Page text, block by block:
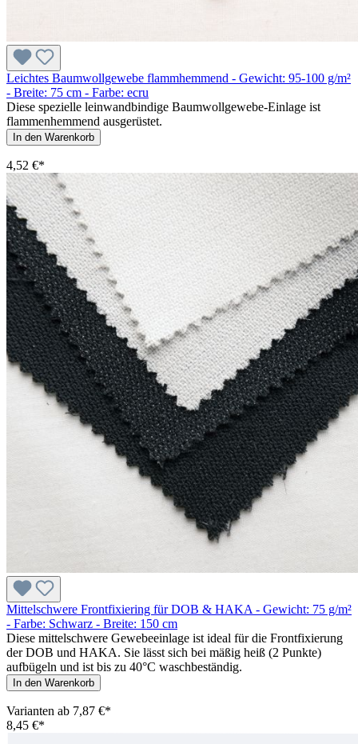
Leichtes Baumwollgewebe flammhemmend - Gewicht: 95-100 g/m²
- Breite: 75 cm - Farbe: ecru
Diese spezielle leinwandbindige Baumwollgewebe-Einlage ist
flammenhemmend ausgerüstet.
In den Warenkorb
4,52 €*
Mittelschwere Frontfixiering für DOB & HAKA - Gewicht: 75 g/m²
- Farbe: Schwarz - Breite: 150 cm
Diese mittelschwere Gewebeeinlage ist ideal für die Frontfixierung
der DOB und HAKA. Sie lässt sich bei mäßig heiß (2 Punkte)
aufbügeln und ist bis zu 40°C waschbeständig.
In den Warenkorb
Varianten ab 7,87 €*
8,45 €*